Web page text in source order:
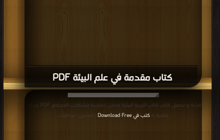
كتاب مقدمة في علم البيئة PDF
قراءة و تحميل كتاب كتاب التربية البيئية مدخل لدراسة مشكلات المجتمع PDF مجانا |
مكتبة > كتب في Download Free | التحميل : مرة/مرات